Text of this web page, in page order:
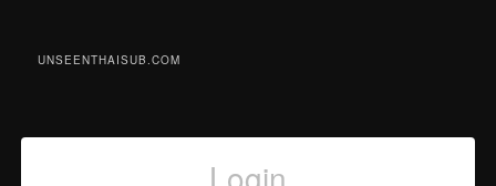
UNSEENTHAISUB.COM